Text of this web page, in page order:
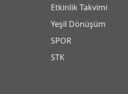
Etkinlik Takvimi
Yeşil Dönüşüm
SPOR
STK